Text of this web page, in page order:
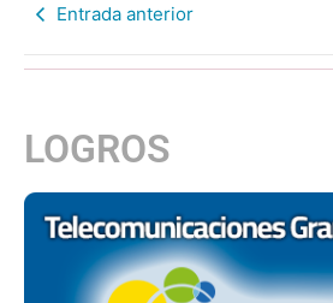
Entrada anterior
LOGROS